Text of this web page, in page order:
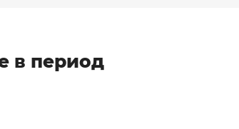
в период